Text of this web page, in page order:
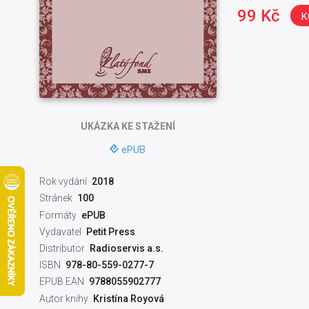
UKÁZKAKE STAŽENÍ
ePUB
Rok vydání 2018
Stránek 100
Formáty ePUB
Vydavatel
Petit Press
Distributor Radioservis a.s.
ISBN
978-80-559-0277-7
EPUB EAN
9788055902777
Autor knihy Kristína Royová
99 Kč